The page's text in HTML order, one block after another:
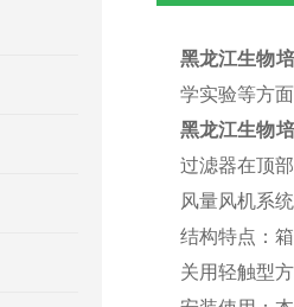
黑龙江生物
学实验等方
黑龙江生物
过滤器在顶
风量风机系
结构特点：
关用轻触型